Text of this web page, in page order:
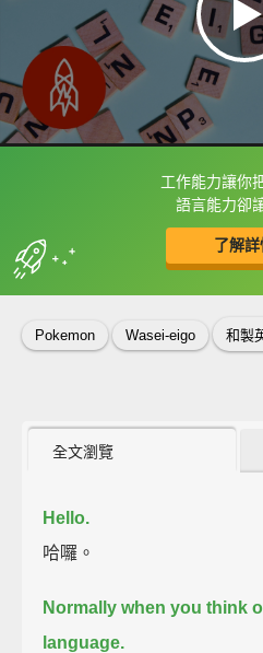
工作能力讓你
語言能力卻
了解詳
框選或點兩下字幕可
收錄佳句
Pokemon Wasei-eigo 和製
全文瀏覽
Hello.
哈囉。
Normally when you think
language.